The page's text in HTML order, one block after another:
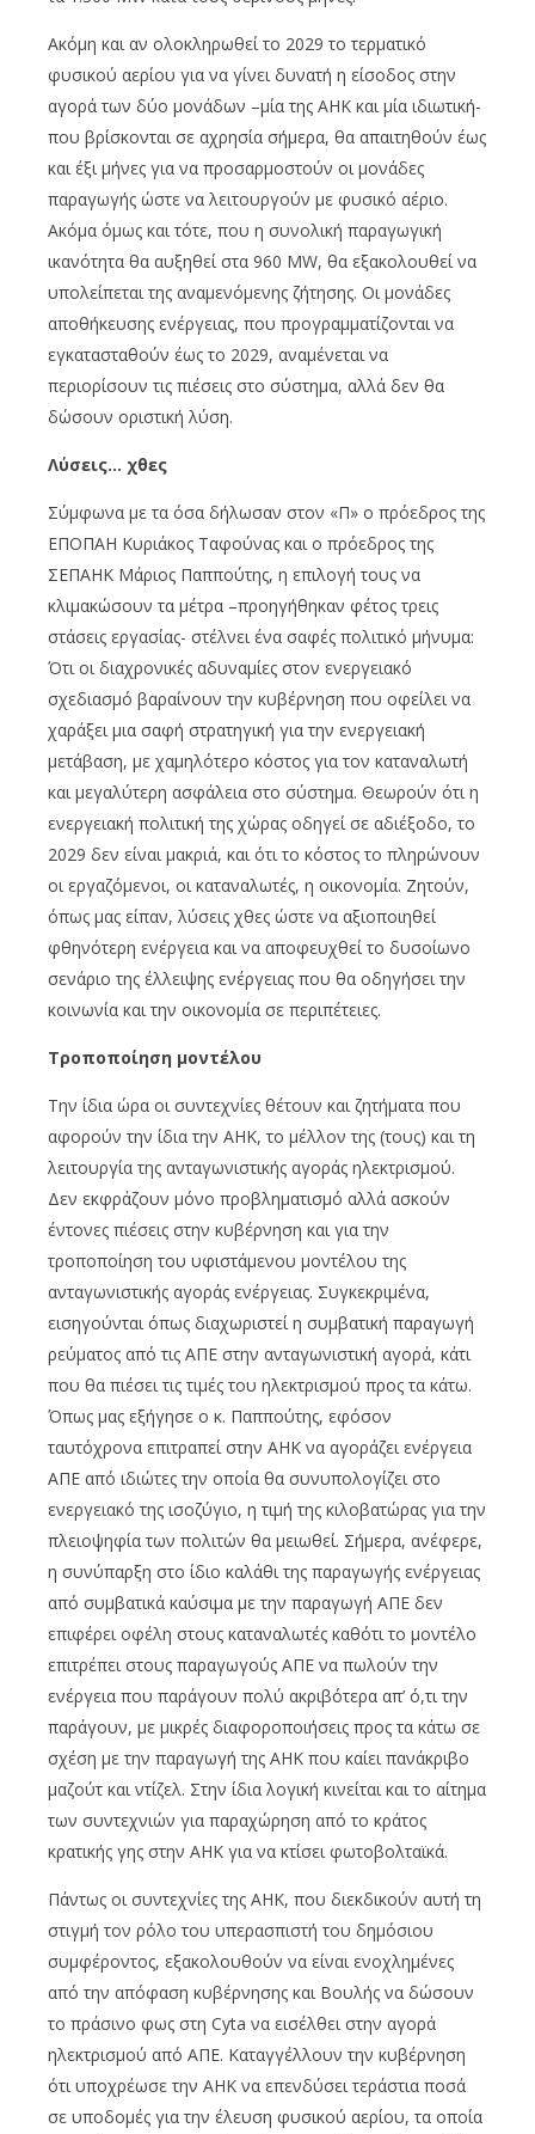
Ακόμη και αν ολοκληρωθεί το 2029 το τερματικό
φυσικού αερίου για να γίνει δυνατή η είσοδος στην
αγορά των δύο μονάδων –μία της ΑΗΚ και μία ιδιωτική-
που βρίσκονται σε αχρησία σήμερα, θα απαιτηθούν έως
και έξι μήνες για να προσαρμοστούν οι μονάδες
παραγωγής ώστε να λειτουργούν με φυσικό αέριο.
Ακόμα όμως και τότε, που η συνολική παραγωγική
ικανότητα θα αυξηθεί στα 960 MW, θα εξακολουθεί να
υπολείπεται της αναμενόμενης ζήτησης. Οι μονάδες
αποθήκευσης ενέργειας, που προγραμματίζονται να
εγκατασταθούν έως το 2029, αναμένεται να
περιορίσουν τις πιέσεις στο σύστημα, αλλά δεν θα
δώσουν οριστική λύση.
Λύσεις… χθες
Σύμφωνα με τα όσα δήλωσαν στον «Π» ο πρόεδρος της
ΕΠΟΠΑΗ Κυριάκος Ταφούνας και ο πρόεδρος της
ΣΕΠΑΗΚ Μάριος Παππούτης, η επιλογή τους να
κλιμακώσουν τα μέτρα –προηγήθηκαν φέτος τρεις
στάσεις εργασίας- στέλνει ένα σαφές πολιτικό μήνυμα:
Ότι οι διαχρονικές αδυναμίες στον ενεργειακό
σχεδιασμό βαραίνουν την κυβέρνηση που οφείλει να
χαράξει μια σαφή στρατηγική για την ενεργειακή
μετάβαση, με χαμηλότερο κόστος για τον καταναλωτή
και μεγαλύτερη ασφάλεια στο σύστημα. Θεωρούν ότι η
ενεργειακή πολιτική της χώρας οδηγεί σε αδιέξοδο, το
2029 δεν είναι μακριά, και ότι το κόστος το πληρώνουν
οι εργαζόμενοι, οι καταναλωτές, η οικονομία. Ζητούν,
όπως μας είπαν, λύσεις χθες ώστε να αξιοποιηθεί
φθηνότερη ενέργεια και να αποφευχθεί το δυσοίωνο
σενάριο της έλλειψης ενέργειας που θα οδηγήσει την
κοινωνία και την οικονομία σε περιπέτειες.
Τροποποίηση μοντέλου
Την ίδια ώρα οι συντεχνίες θέτουν και ζητήματα που
αφορούν την ίδια την ΑΗΚ, το μέλλον της (τους) και τη
λειτουργία της ανταγωνιστικής αγοράς ηλεκτρισμού.
Δεν εκφράζουν μόνο προβληματισμό αλλά ασκούν
έντονες πιέσεις στην κυβέρνηση και για την
τροποποίηση του υφιστάμενου μοντέλου της
ανταγωνιστικής αγοράς ενέργειας. Συγκεκριμένα,
εισηγούνται όπως διαχωριστεί η συμβατική παραγωγή
ρεύματος από τις ΑΠΕ στην ανταγωνιστική αγορά, κάτι
που θα πιέσει τις τιμές του ηλεκτρισμού προς τα κάτω.
Όπως μας εξήγησε ο κ. Παππούτης, εφόσον
ταυτόχρονα επιτραπεί στην ΑΗΚ να αγοράζει ενέργεια
ΑΠΕ από ιδιώτες την οποία θα συνυπολογίζει στο
ενεργειακό της ισοζύγιο, η τιμή της κιλοβατώρας για την
πλειοψηφία των πολιτών θα μειωθεί. Σήμερα, ανέφερε,
η συνύπαρξη στο ίδιο καλάθι της παραγωγής ενέργειας
από συμβατικά καύσιμα με την παραγωγή ΑΠΕ δεν
επιφέρει οφέλη στους καταναλωτές καθότι το μοντέλο
επιτρέπει στους παραγωγούς ΑΠΕ να πωλούν την
ενέργεια που παράγουν πολύ ακριβότερα απ’ ό,τι την
παράγουν, με μικρές διαφοροποιήσεις προς τα κάτω σε
σχέση με την παραγωγή της ΑΗΚ που καίει πανάκριβο
μαζούτ και ντίζελ. Στην ίδια λογική κινείται και το αίτημα
των συντεχνιών για παραχώρηση από το κράτος
κρατικής γης στην ΑΗΚ για να κτίσει φωτοβολταϊκά.
Πάντως οι συντεχνίες της ΑΗΚ, που διεκδικούν αυτή τη
στιγμή τον ρόλο του υπερασπιστή του δημόσιου
συμφέροντος, εξακολουθούν να είναι ενοχλημένες
από την απόφαση κυβέρνησης και Βουλής να δώσουν
το πράσινο φως στη Cyta να εισέλθει στην αγορά
ηλεκτρισμού από ΑΠΕ. Καταγγέλλουν την κυβέρνηση
ότι υποχρέωσε την ΑΗΚ να επενδύσει τεράστια ποσά
σε υποδομές για την έλευση φυσικού αερίου, τα οποία